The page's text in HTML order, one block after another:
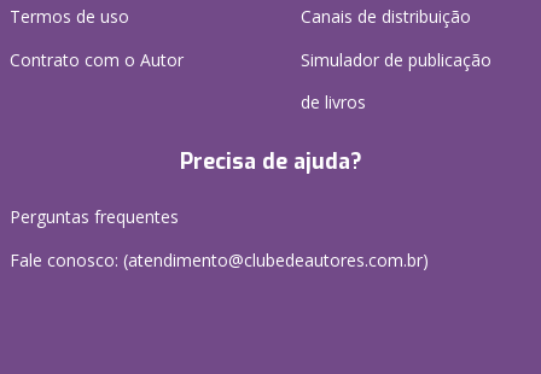
Termos de uso
Contrato com o Autor
Canais de distribuição
Simulador de publicação
de livros
Precisa de ajuda?
Perguntas frequentes
Fale conosco: (atendimento@clubedeautores.com.br)